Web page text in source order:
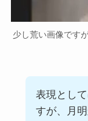
少し荒い画像です
表現とし
すが、月